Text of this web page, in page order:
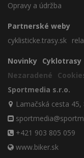
Opravy a údržba
Partnerské weby
cyklisticke.trasy.sk
Novinky Cyklotrasy
Nezaradené
Sportmedia s.r.o.
Lamačská cesta
+421 903 805 059
www.biker.sk